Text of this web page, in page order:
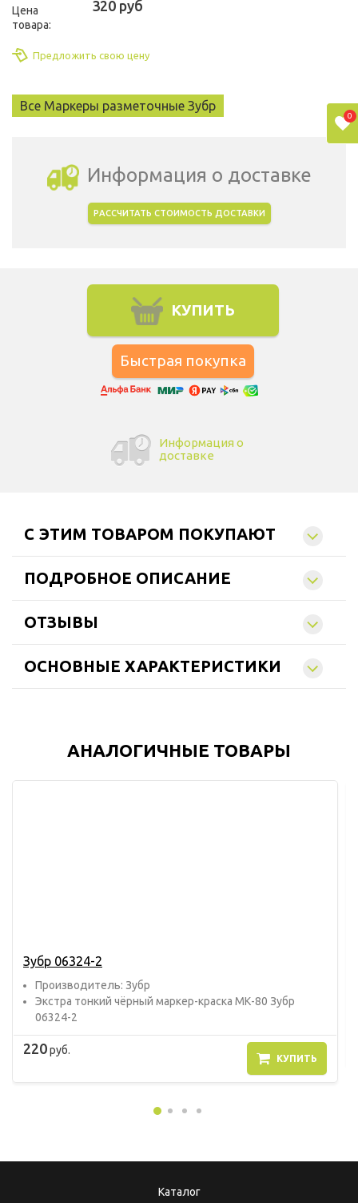
Цена
товара:
320 руб
Предложить свою цену
Все Маркеры разметочные Зубр
Информация о доставке
РАССЧИТАТЬ СТОИМОСТЬ ДОСТАВКИ
КУПИТЬ
Информация о
доставке
C ЭТИМ ТОВАРОМ ПОКУПАЮТ
ПОДРОБНОЕ ОПИСАНИЕ
ОТЗЫВЫ
ОСНОВНЫЕ ХАРАКТЕРИСТИКИ
АНАЛОГИЧНЫЕ ТОВАРЫ
Зубр 06324-2
Прoизвoдитель: Зубр
Экстра тонкий чёрный маркер-краска МК-80 Зубр
06324-2
220руб.
КУПИТЬ
Каталог
0